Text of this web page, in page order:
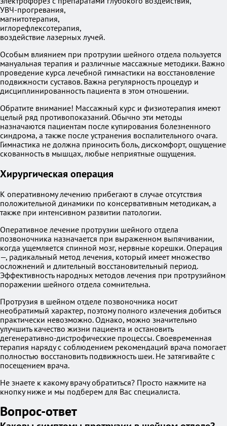
УВЧ-прогревания,
магнитотерапия,
иглорефлексотерапия,
воздействие лазерных лучей.
Особым влиянием при протрузии шейного отдела пользуется
мануальная терапия и различные массажные методики. Важно
проведение курса лечебной гимнастики на восстановление
подвижности суставов. Важна регулярность процедур и
дисциплинированность пациента в этом отношении.
Обратите внимание! Массажный курс и физиотерапия имеют
целый ряд противопоказаний. Обычно эти методы
назначаются пациентам после купирования болезненного
синдрома, а также после устранения воспалительного очага.
Гимнастика не должна приносить боль, дискомфорт, ощущение
скованность в мышцах, любые неприятные ощущения.
Хирургическая операция
К оперативному лечению прибегают в случае отсутствия
положительной динамики по консервативным методикам, а
также при интенсивном развитии патологии.
Оперативное лечение протрузии шейного отдела
позвоночника назначается при выраженном выпячивании,
когда ущемляется спинной мозг, нервные корешки. Операция
—, радикальный метод лечения, который имеет множество
осложнений и длительный восстановительный период.
Эффективность народных методов лечения при протрузийном
поражении шейного отдела сомнительна.
Протрузия в шейном отделе позвоночника носит
необратимый характер, поэтому полного излечения добиться
практически невозможно. Однако, можно значительно
улучшить качество жизни пациента и остановить
дегенеративно-дистрофические процессы. Своевременная
терапия наряду с соблюдением рекомендаций врача помогает
полностью восстановить подвижность шеи. Не затягивайте с
посещением врача.
Не знаете к какому врачу обратиться? Просто нажмите на
кнопку ниже и мы подберем для Вас специалиста.
Вопрос-ответ